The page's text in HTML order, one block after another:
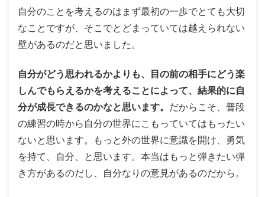
自分のことを考えるのはまず最初の一歩でとても大切
なことですが、そこでとどまっていては越えられない
壁があるのだと思いました。
自分がどう思われるかよりも、目の前の相手にどう楽
しんでもらえるかを考えることによって、結果的に自
分が成長できるのかなと思います。 だからこそ、普段
の練習の時から自分の世界にこもっていてはもったい
ないと思います。もっと外の世界に意識を開け、勇気
を持て、自分、と思います。本当はもっと弾きたい弾
き方があるのだし、自分なりの意見があるのだから。